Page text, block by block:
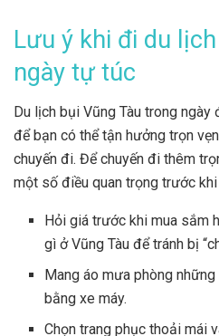
Lưu ý khi đi du lịch
ngày tự túc
Du lịch bụi Vũng Tàu trong
để bạn có thể tận hưởng trọn
chuyến đi. Để chuyến đi thêm
một số điều quan trọng trước
Hỏi giá trước khi mua sắm
gì ở Vũng Tàu để tránh bị
Mang áo mưa phòng
bằng xe máy.
Chọn trang phục thoải mái